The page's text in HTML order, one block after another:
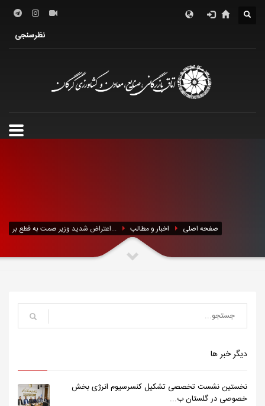
درباره اتاق
معرفی استان
نظرسنجی
اعتراض شدید وزیر صمت به قطع بر... اخبار و مطالب صفحه اصلی
دیگر خبر ها
نخستین نشست تخصصی تشکیل کنسرسیوم انرژی بخش
خصوصی در گلستان ب...